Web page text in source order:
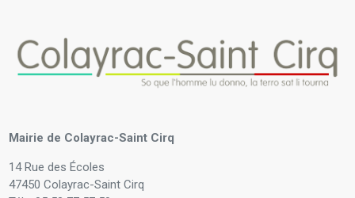
Mairie de Colayrac-Saint Cirq
14 Rue des Écoles
47450 Colayrac-Saint Cirq